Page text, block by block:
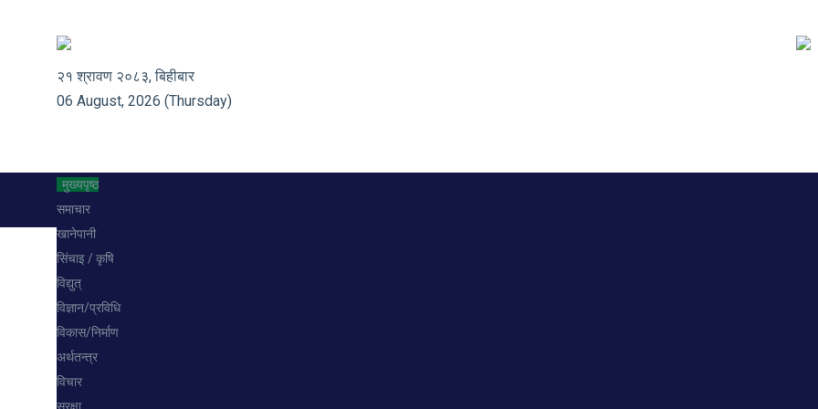
२१ श्रावण २०८३, बिहीबार
06 August, 2026 (Thursday)
मुख्यपृष्ठ
समाचार
खानेपानी
सिंचाइ / कृषि
विद्युत्
विज्ञान/प्रविधि
विकास/निर्माण
अर्थतन्त्र
विचार